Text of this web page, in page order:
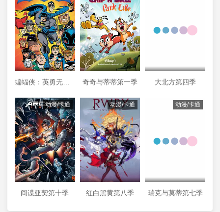
蝙蝠侠：英勇无畏第二季 奇奇与蒂蒂第一季 大北方第四季
动漫/卡通
间谍亚契第十季
动漫/卡通
红白黑黄第八季
动漫/卡通
瑞克与莫蒂第七季